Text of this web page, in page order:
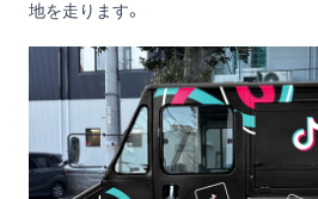
地を走ります。